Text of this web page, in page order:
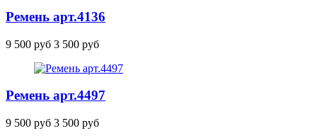
Ремень арт.4136
9 500 руб 3 500 руб
Ремень арт.4497
9 500 руб 3 500 руб